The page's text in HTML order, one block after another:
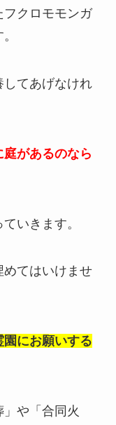
クロモモンガ
てあげなけれ
庭があるのなら
いきます。
てはいけませ
園にお願いする
や「合同火